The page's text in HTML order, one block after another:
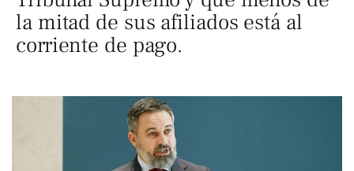
la mitad de sus afiliados está al
corriente de pago.